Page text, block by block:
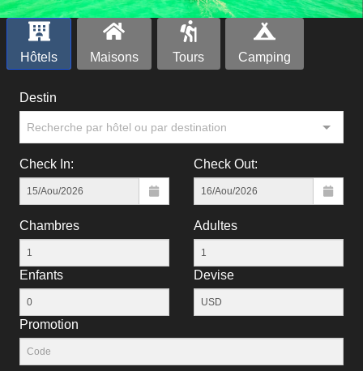
Hôtels Maisons Tours Camping
Destin
Recherche par hôtel ou par destination
Check In: Check Out:
Chambres Adultes
Enfants Devise
Рromotion